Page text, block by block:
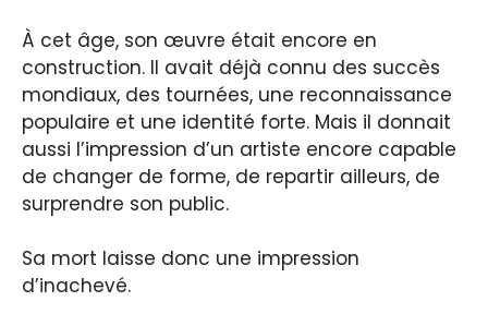
À cet âge, son œuvre était encore en
construction. Il avait déjà connu des succès
mondiaux, des tournées, une reconnaissance
populaire et une identité forte. Mais il donnait
aussi l’impression d’un artiste encore capable
de changer de forme, de repartir ailleurs, de
surprendre son public.
Sa mort laisse donc une impression
d’inachevé.